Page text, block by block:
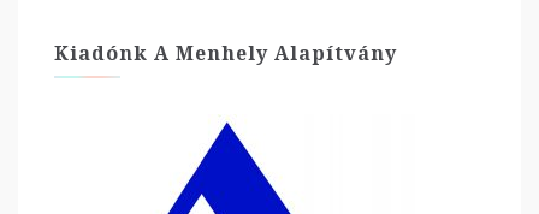
Kiadónk A Menhely Alapítvány